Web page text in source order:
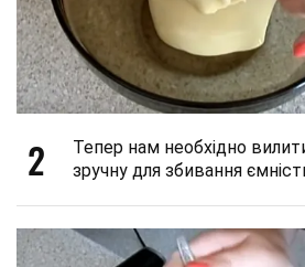
2
Тепер нам необхідно
зручну для збивання